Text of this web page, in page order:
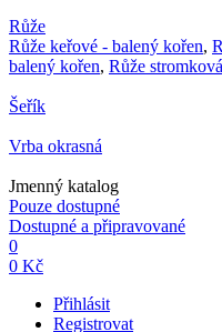
Růže
Růže keřové - balený kořen,
balený kořen, Růže stromková
Šeřík
Vrba okrasná
Jmenný katalog
Pouze dostupné
Dostupné a připravované
0
0 Kč
Přihlásit
Registrovat